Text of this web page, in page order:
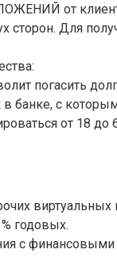
от
сторон. Для
погасить
банке, с
от 18 до
виртуальных
годовых.
с